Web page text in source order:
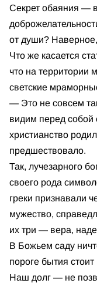
Секрет обаяния —
от души?
Что же касается
что на территории
светские
— Это не совсем
видим перед
христианство
предшествовало.
Так, лучезарного
своего рода
греки признавали
мужество,
их три — вера,
В Божьем саду
пороге бытия
Наш долг — не